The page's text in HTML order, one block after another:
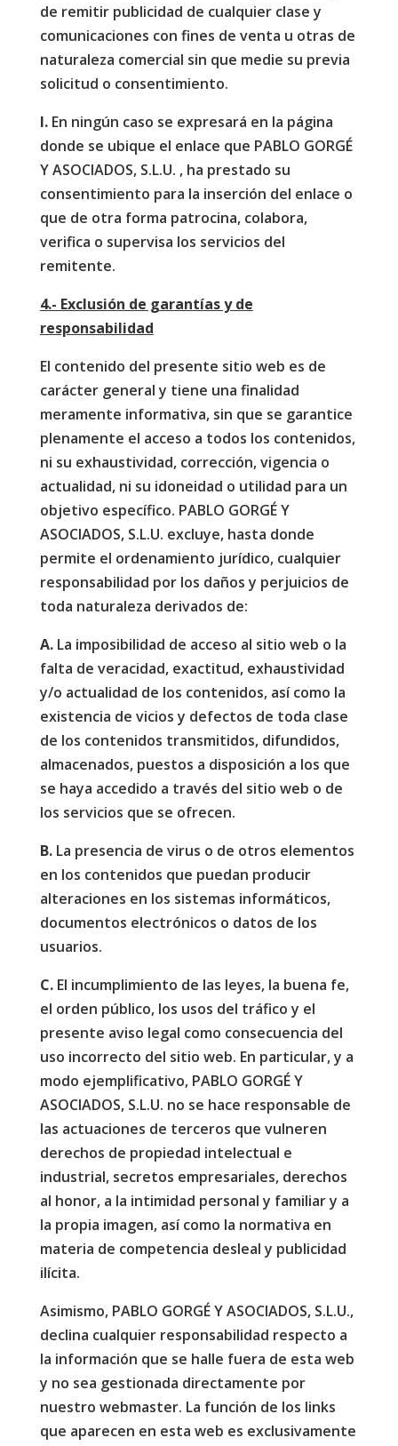
de remitir publicidad de cualquier clase y
comunicaciones con fines de venta u otras de
naturaleza comercial sin que medie su previa
solicitud o consentimiento.
I.En ningún caso se expresará en la página
donde se ubique el enlace que PABLO GORGÉ
Y ASOCIADOS, S.L.U. , ha prestado su
consentimiento para la inserción del enlace o
que de otra forma patrocina, colabora,
verifica o supervisa los servicios del
remitente.
4.- Exclusión de garantías y de
responsabilidad
El contenido del presente sitio web es de
carácter general y tiene una finalidad
meramente informativa, sin que se garantice
plenamente el acceso a todos los contenidos,
ni su exhaustividad, corrección, vigencia o
actualidad, ni su idoneidad o utilidad para un
objetivo específico. PABLO GORGÉ Y
ASOCIADOS, S.L.U. excluye, hasta donde
permite el ordenamiento jurídico, cualquier
responsabilidad por los daños y perjuicios de
toda naturaleza derivados de:
A.La imposibilidad de acceso al sitio web o la
falta de veracidad, exactitud, exhaustividad
y/o actualidad de los contenidos, así como la
existencia de vicios y defectos de toda clase
de los contenidos transmitidos, difundidos,
almacenados, puestos a disposición a los que
se haya accedido a través del sitio web o de
los servicios que se ofrecen.
B.La presencia de virus o de otros elementos
en los contenidos que puedan producir
alteraciones en los sistemas informáticos,
documentos electrónicos o datos de los
usuarios.
C.El incumplimiento de las leyes, la buena fe,
el orden público, los usos del tráfico y el
presente aviso legal como consecuencia del
uso incorrecto del sitio web. En particular, y a
modo ejemplificativo, PABLO GORGÉ Y
ASOCIADOS, S.L.U. no se hace responsable de
las actuaciones de terceros que vulneren
derechos de propiedad intelectual e
industrial, secretos empresariales, derechos
al honor, a la intimidad personal y familiar y a
la propia imagen, así como la normativa en
materia de competencia desleal y publicidad
ilícita.
Asimismo, PABLO GORGÉ Y ASOCIADOS, S.L.U.,
declina cualquier responsabilidad respecto a
la información que se halle fuera de esta web
y no sea gestionada directamente por
nuestro webmaster. La función de los links
que aparecen en esta web es exclusivamente